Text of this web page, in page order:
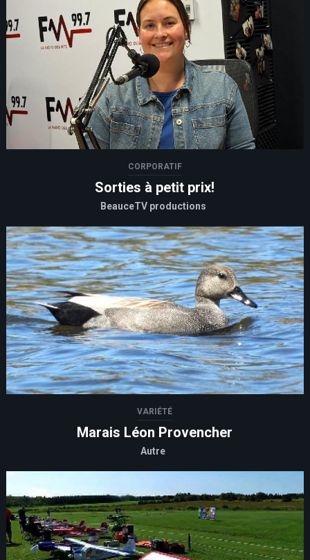
CORPORATIF
Sorties à petit prix!
BeauceTV productions
VARIÉTÉ
Marais Léon Provencher
Autre